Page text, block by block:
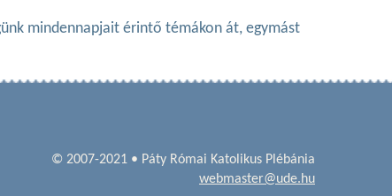
mindennapjait érintő témákon át, egymást
© 2007-2021 • Páty Római Katolikus Plébánia
webmaster@ude.hu